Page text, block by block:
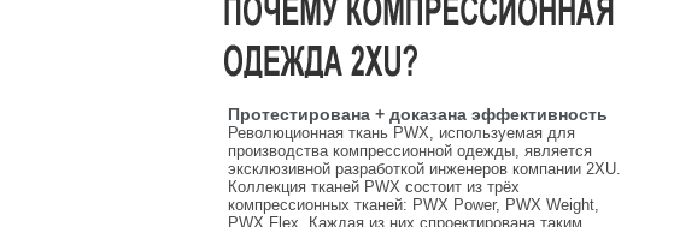
Протестирована + доказана эффективность
Революционная ткань PWX, используемая для
производства компрессионной одежды, является
эксклюзивной разработкой инженеров компании 2XU.
Коллекция тканей PWX состоит из трёх
компрессионных тканей: PWX Power, PWX Weight,
PWX Flex. Каждая из них спроектирована таким